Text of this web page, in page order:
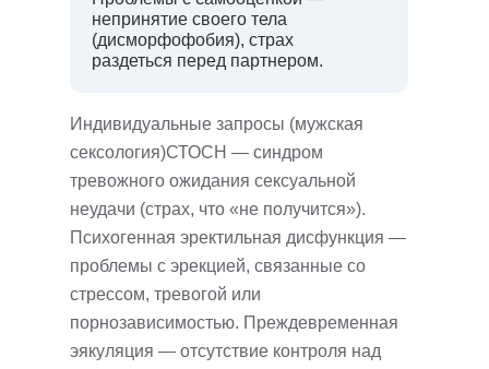
непринятие своего тела
(дисморфофобия), страх
раздеться перед партнером.
Индивидуальные запросы (мужская
сексология)СТОСН — синдром
тревожного ожидания сексуальной
неудачи (страх, что «не получится»).
Психогенная эректильная дисфункция —
проблемы с эрекцией, связанные со
стрессом, тревогой или
порнозависимостью. Преждевременная
эякуляция — отсутствие контроля над